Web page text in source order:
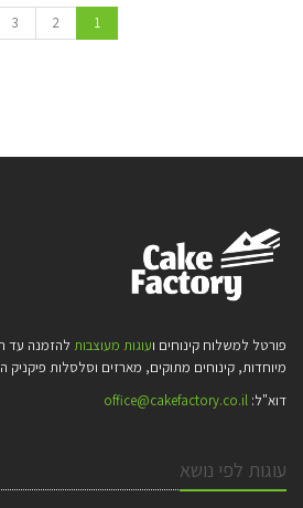
1
2
3
פורטל למשלוח קינוחים ועוגות מעוצבות להזמנה עד
מיוחדות, קינוחים מתוקים, מארזים וסלסלות פיקניק
דוא"ל: office@cakefactory.co.il
עוגות לפי נושא